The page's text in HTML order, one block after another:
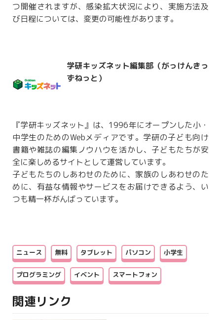
つ開催されますが、感染拡大状況により、実施方法及
び日程については、変更の可能性があります。
学研キッズネット編集部（がっけんきっ
ずねっと）
『学研キッズネット』は、1996年にオープンした小・
中学生のためのWebメディアです。学研の子ども向け
書籍や雑誌の編集ノウハウを活かし、子どもたちが安
全に楽しめるサイトとして運営しています。
子どもたちのしあわせのために、家族のしあわせのた
めに、有益な情報やサービスをお届けできるよう、い
つも精一杯がんばっています。
ニュース 無料 タブレット パソコン 小学生
プログラミング イベント スマートフォン
関連リンク